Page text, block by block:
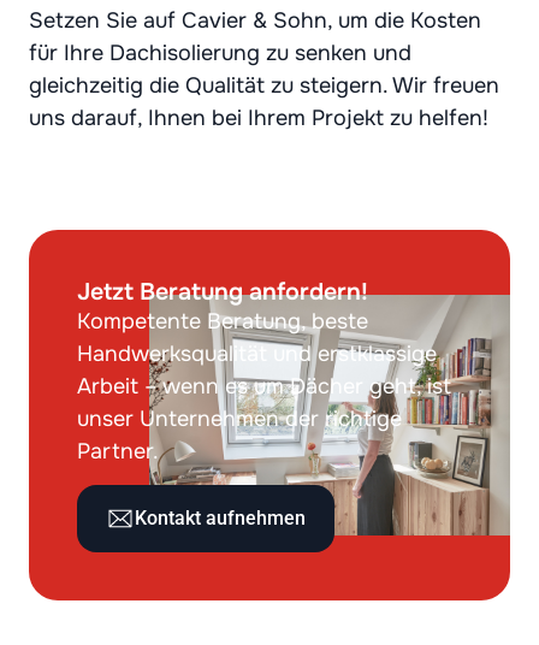
Setzen Sie auf Cavier & Sohn, um die Kosten
für Ihre Dachisolierung zu senken und
gleichzeitig die Qualität zu steigern. Wir freuen
uns darauf, Ihnen bei Ihrem Projekt zu helfen!
Jetzt Beratung anfordern!
Kompetente Beratung, beste
Handwerksqualität und erstklassige
Arbeit – wenn es um Dächer geht, ist
unser Unternehmen der richtige
Partner.
Kontakt aufnehmen